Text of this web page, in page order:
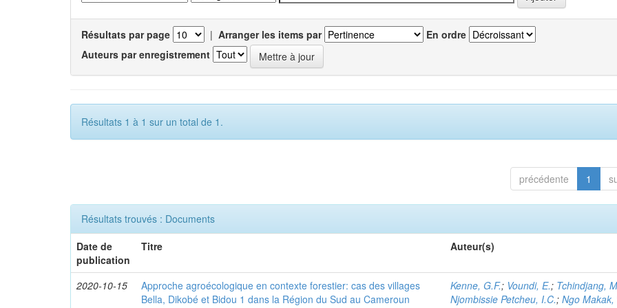
Résultats par page | Arranger les items par
En ordre
Auteurs par enregistrement
Résultats 1 à 1 sur un total de 1.
précédente 1
Résultats trouvés : Documents
Date de
publication
Titre Auteur(s)
2020-10-15
Approche agroécologique en contexte forestier: cas des villages
Bella, Dikobé et Bidou 1 dans la Région du Sud au Cameroun
Kenne, G.F.; Voundi, E.; Tchindjang,
Njombissie Petcheu, I.C.;Ngo Makak,